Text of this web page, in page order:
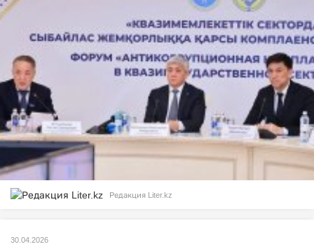
Редакция Liter.kz
30.04.2026